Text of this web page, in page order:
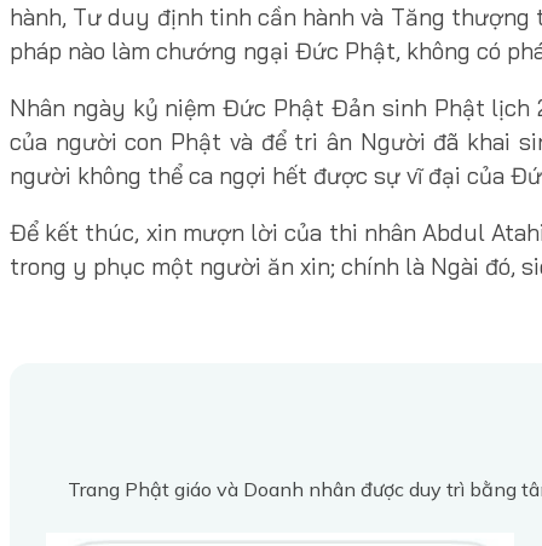
hành, Tư duy định tinh cần hành và Tăng thượng
pháp nào làm chướng ngại Đức Phật, không có
Nhân ngày kỷ niệm Đức Phật Đản sinh Phật
của người con Phật và để tri ân Người đã khai
người không thể ca ngợi hết được sự vĩ đại của
Để kết thúc, xin mượn lời của thi nhân Abdul
trong y phục một người ăn xin; chính là Ngài đó,
Trang Phật giáo và Doanh nhân được duy trì bằng